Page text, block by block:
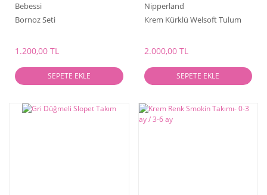
Bebessi
Bornoz Seti
1.200,00 TL
SEPETE EKLE
Nipperland
Krem Kürklü Welsoft Tulum
2.000,00 TL
SEPETE EKLE